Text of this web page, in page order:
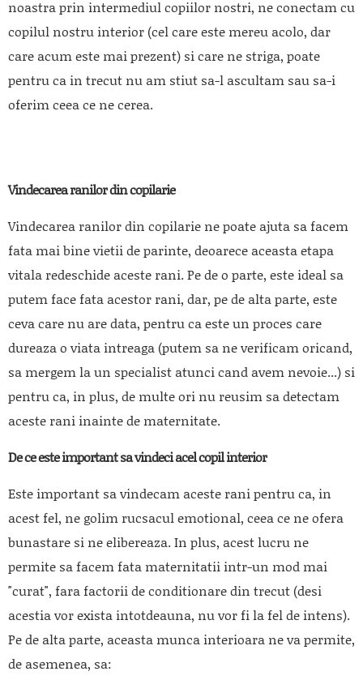
noastra prin intermediul copiilor nostri, ne conectam cu
copilul nostru interior (cel care este mereu acolo, dar
care acum este mai prezent) si care ne striga, poate
pentru ca in trecut nu am stiut sa-l ascultam sau sa-i
oferim ceea ce ne cerea.
Vindecarea ranilor din copilarie
Vindecarea ranilor din copilarie ne poate ajuta sa facem
fata mai bine vietii de parinte, deoarece aceasta etapa
vitala redeschide aceste rani. Pe de o parte, este ideal sa
putem face fata acestor rani, dar, pe de alta parte, este
ceva care nu are data, pentru ca este un proces care
dureaza o viata intreaga (putem sa ne verificam oricand,
sa mergem la un specialist atunci cand avem nevoie...) si
pentru ca, in plus, de multe ori nu reusim sa detectam
aceste rani inainte de maternitate.
De ce este important sa vindeci acel copil interior
Este important sa vindecam aceste rani pentru ca, in
acest fel, ne golim rucsacul emotional, ceea ce ne ofera
bunastare si ne elibereaza. In plus, acest lucru ne
permite sa facem fata maternitatii intr-un mod mai
"curat", fara factorii de conditionare din trecut (desi
acestia vor exista intotdeauna, nu vor fi la fel de intens).
Pe de alta parte, aceasta munca interioara ne va permite,
de asemenea, sa: